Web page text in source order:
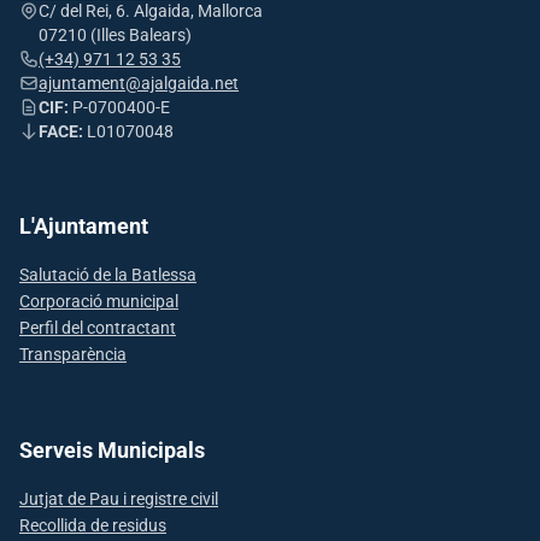
C/ del Rei, 6. Algaida, Mallorca
07210 (Illes Balears)
(+34) 971 12 53 35
ajuntament@ajalgaida.net
CIF: P-0700400-E
FACE: L01070048
L'Ajuntament
Salutació de la Batlessa
Corporació municipal
Perfil del contractant
Transparència
Serveis Municipals
Jutjat de Pau i registre civil
Recollida de residus